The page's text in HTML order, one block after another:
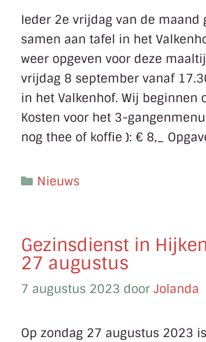
Ieder 2e vrijdag van de maand
samen aan tafel in het
weer opgeven voor deze
vrijdag 8 september vanaf
in het Valkenhof. Wij beginnen
Kosten voor het 3-
nog thee of koffie ): € 8,_
Nieuws
Gezinsdienst in
27 augustus
7 augustus 2023 door Jolanda
Op zondag 27 augustus 2023